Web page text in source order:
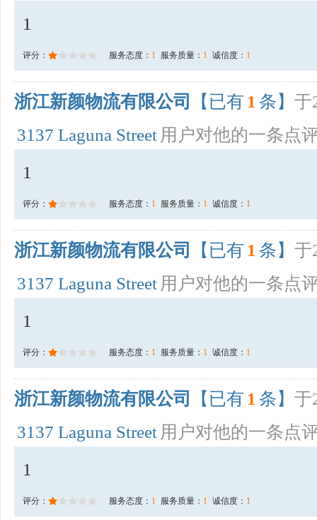
1
评分： 服务态度： 1 服务质量： 1 诚信度： 1
浙江新颜物流有限公司 【已有 1 条】 于
3137 Laguna Street 用户对他的一条点
1
评分： 服务态度： 1 服务质量： 1 诚信度： 1
浙江新颜物流有限公司 【已有 1 条】 于
3137 Laguna Street 用户对他的一条点
1
评分： 服务态度： 1 服务质量： 1 诚信度： 1
浙江新颜物流有限公司 【已有 1 条】 于
3137 Laguna Street 用户对他的一条点
1
评分： 服务态度： 1 服务质量： 1 诚信度： 1